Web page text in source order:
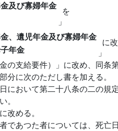
及び寡婦年金
」
を
、遺児年金及び寡婦年金
年金 」
に
の支給要件）」に改め、同条
分に次のただし書を加える。
において第二十八条の二の規
。
改める。
であつた者については、死亡